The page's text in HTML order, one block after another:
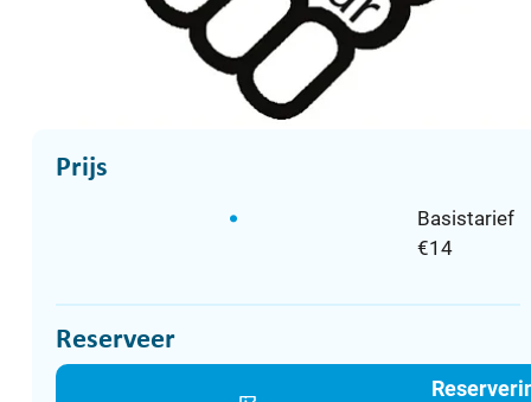
Prijs
Basistarief
€14
Reserveer